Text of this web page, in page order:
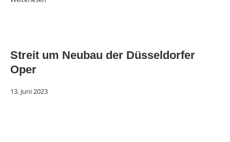
Streit um Neubau der Düsseldorfer
Oper
13. Juni 2023